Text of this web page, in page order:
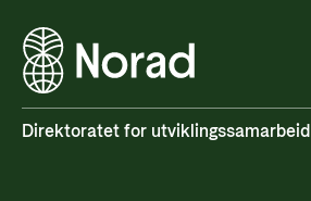
Direktoratet for utviklingssamarbeid